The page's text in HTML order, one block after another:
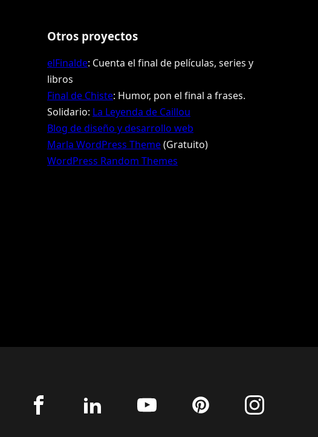
Otros proyectos
elFinalde: Cuenta el final de películas, series y
libros
Final de Chiste: Humor, pon el final a frases.
Solidario: La Leyenda de Caillou
Blog de diseño y desarrollo web
Marla WordPress Theme(Gratuito)
WordPress Random Themes